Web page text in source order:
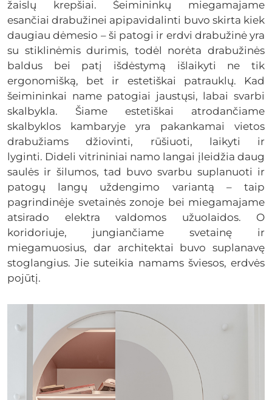
žaislų krepšiai. Šeimininkų miegamajame
esančiai drabužinei apipavidalinti buvo skirta kiek
daugiau dėmesio – ši patogi ir erdvi drabužinė yra
su stiklinėmis durimis, todėl norėta drabužinės
baldus bei patį išdėstymą išlaikyti ne tik
ergonomišką, bet ir estetiškai patrauklų. Kad
šeimininkai name patogiai jaustųsi, labai svarbi
skalbykla. Šiame estetiškai atrodančiame
skalbyklos kambaryje yra pakankamai vietos
drabužiams džiovinti, rūšiuoti, laikyti ir
lyginti. Dideli vitrininiai namo langai įleidžia daug
saulės ir šilumos, tad buvo svarbu suplanuoti ir
patogų langų uždengimo variantą – taip
pagrindinėje svetainės zonoje bei miegamajame
atsirado elektra valdomos užuolaidos. O
koridoriuje, jungiančiame svetainę ir
miegamuosius, dar architektai buvo suplanavę
stoglangius. Jie suteikia namams šviesos, erdvės
pojūtį.